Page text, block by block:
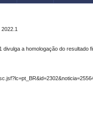
a homologação do